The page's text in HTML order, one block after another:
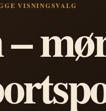
VISNINGSVALG
–